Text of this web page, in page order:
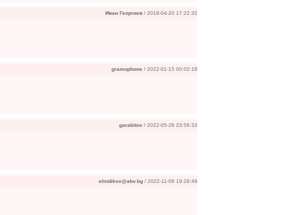
Иван Георгиев / 2019-04-20 17:22:32
gramophone / 2022-01-15 00:02:19
garabitov / 2022-05-26 23:56:33
elindikov@abv.bg / 2022-11-08 19:28:49